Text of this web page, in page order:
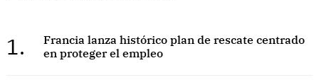
1.
Francia lanza histórico plan de rescate centrado
en proteger el empleo